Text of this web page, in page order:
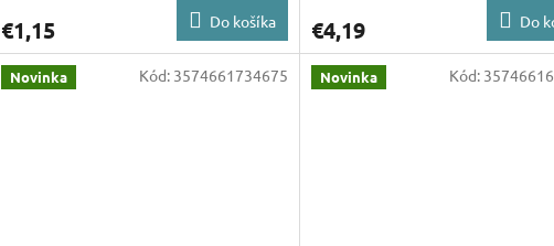
€1,15 Do košíka €4,19 Do
Novinka Kód: 3574661734675 Novinka Kód: